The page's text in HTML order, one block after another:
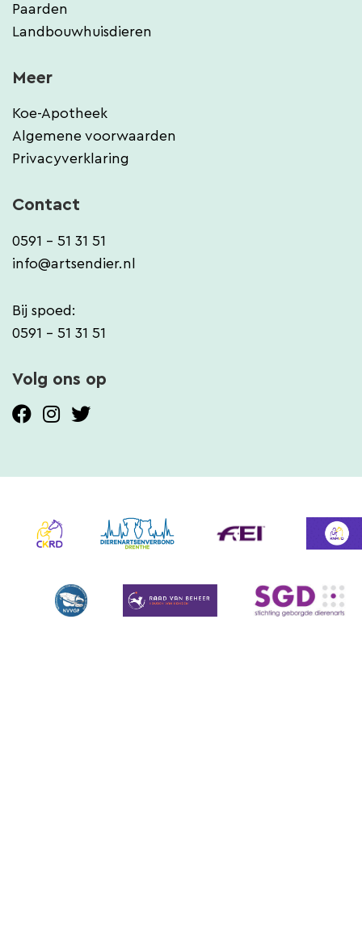
Paarden
Landbouwhuisdieren
Meer
Koe-Apotheek
Algemene voorwaarden
Privacyverklaring
Contact
0591 - 51 31 51
info@artsendier.nl
Bij spoed:
0591 - 51 31 51
Volg ons op